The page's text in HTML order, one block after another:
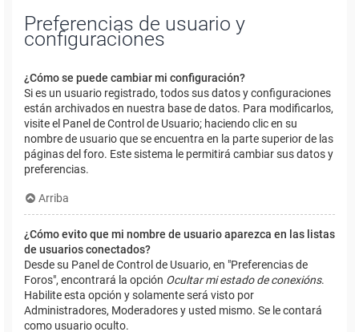
Preferencias de usuario y
configuraciones
¿Cómo se puede cambiar mi configuración?
Si es un usuario registrado, todos sus datos y configuraciones
están archivados en nuestra base de datos. Para modificarlos,
visite el Panel de Control de Usuario; haciendo clic en su
nombre de usuario que se encuentra en la parte superior de las
páginas del foro. Este sistema le permitirá cambiar sus datos y
preferencias.
Arriba
¿Cómo evito que mi nombre de usuario aparezca en las listas
de usuarios conectados?
Desde su Panel de Control de Usuario, en "Preferencias de
Foros", encontrará la opción Ocultar mi estado de conexións.
Habilite esta opción y solamente será visto por
Administradores, Moderadores y usted mismo. Se le contará
como usuario oculto.